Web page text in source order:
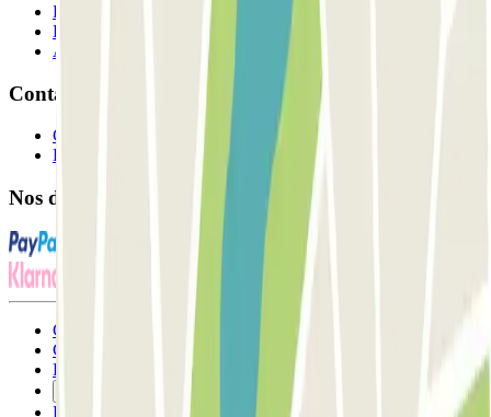
Professionnels
Fournisseur de parking
Affiliés
Contact
Contactez-nous
FAQ
Nos différents modes de paiement:
Conditions générales d'utilisation et contrat
Conditions d'annulation
Politique relative aux cookies
Politique de confidentialité